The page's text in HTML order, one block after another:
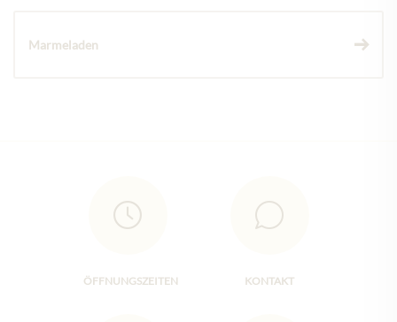
Marmeladen
ÖFFNUNGSZEITEN KONTAKT